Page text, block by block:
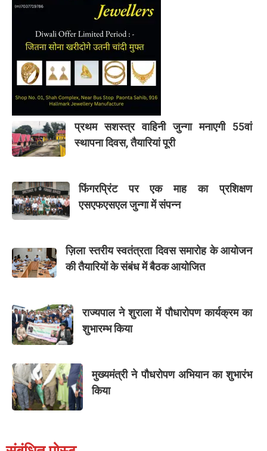
प्रथम सशस्त्र वाहिनी जुन्गा मनाएगी 55वां
स्थापना दिवस, तैयारियां पूरी
फिंगरप्रिंट पर एक माह का प्रशिक्षण
एसएफएसएल जुन्गा में संपन्न
ज़िला स्तरीय स्वतंत्रता दिवस समारोह के आयोजन
की तैयारियों के संबंध में बैठक आयोजित
राज्यपाल ने शुराला में पौधारोपण कार्यक्रम का
शुभारम्भ किया
मुख्यमंत्री ने पौधरोपण अभियान का शुभारंभ
किया